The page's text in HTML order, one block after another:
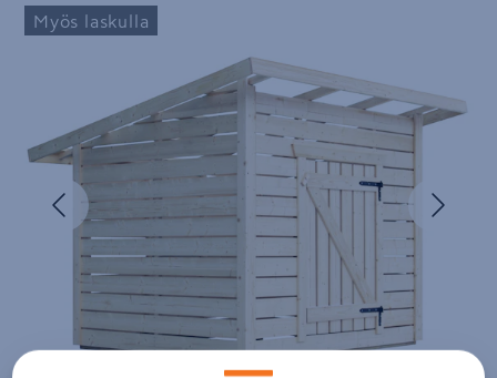
Edellinen
Myös laskulla